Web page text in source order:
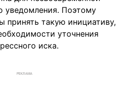
уведомления. Поэтому
принять такую инициативу,
уточнения
иска.
РЕКЛАМА